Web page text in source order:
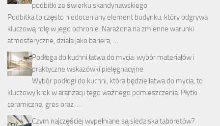
podbitki ze świerku skandynawskiego
Podbitka to często niedoceniany element budynku, który odgrywa
kluczową rolę w jego ochronie. Narażona na zmienne warunki
atmosferyczne, działa jako bariera, …
Podłoga do kuchni łatwa do mycia: wybór materiałów i
praktyczne wskazówki pielęgnacyjne
Wybór podłogi do kuchni, która będzie łatwa do mycia, to
kluczowy krok w aranżacji tego ważnego pomieszczenia. Płytki
ceramiczne, gres oraz …
Czym najczęściej wypełniane są siedziska taboretów?